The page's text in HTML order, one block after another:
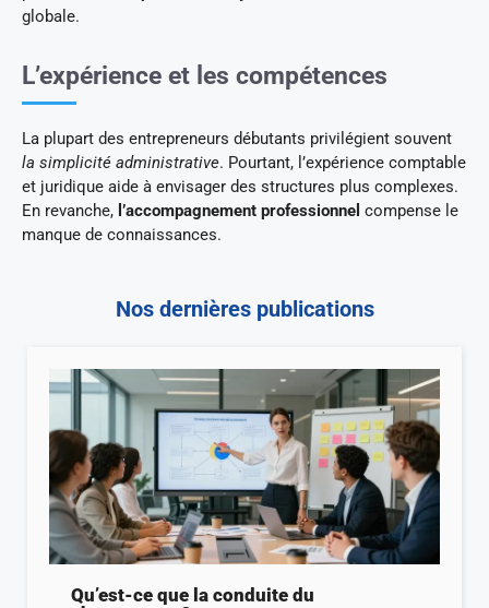
globale.
L’expérience et les compétences
La plupart des entrepreneurs débutants privilégient souvent
la simplicité administrative. Pourtant, l’expérience comptable
et juridique aide à envisager des structures plus complexes.
En revanche, l’accompagnement professionnel compense le
manque de connaissances.
Nos dernières publications
Qu’est-ce que la conduite du